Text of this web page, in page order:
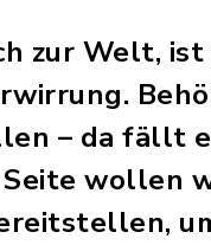
zur Welt,
– da fällt
wollen